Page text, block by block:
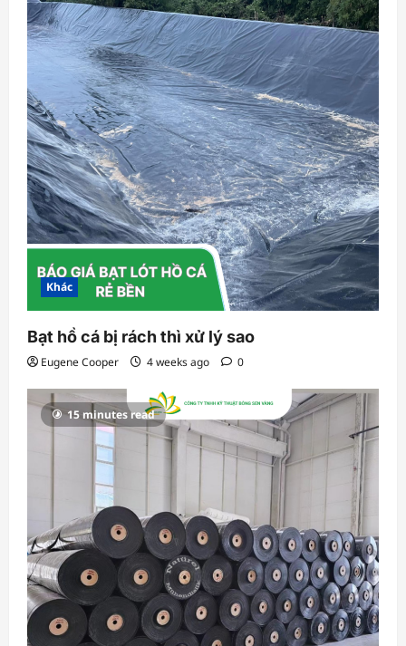
Khác
Bạt hồ cá bị rách thì xử lý sao
Eugene Cooper 4 weeks ago 0
15 minutes read